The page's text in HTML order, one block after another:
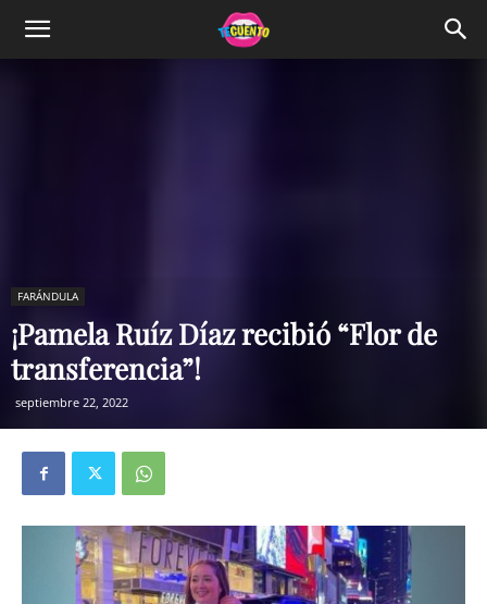
FARÁNDULA
¡Pamela Ruíz Díaz recibió “Flor de
transferencia”!
septiembre 22, 2022